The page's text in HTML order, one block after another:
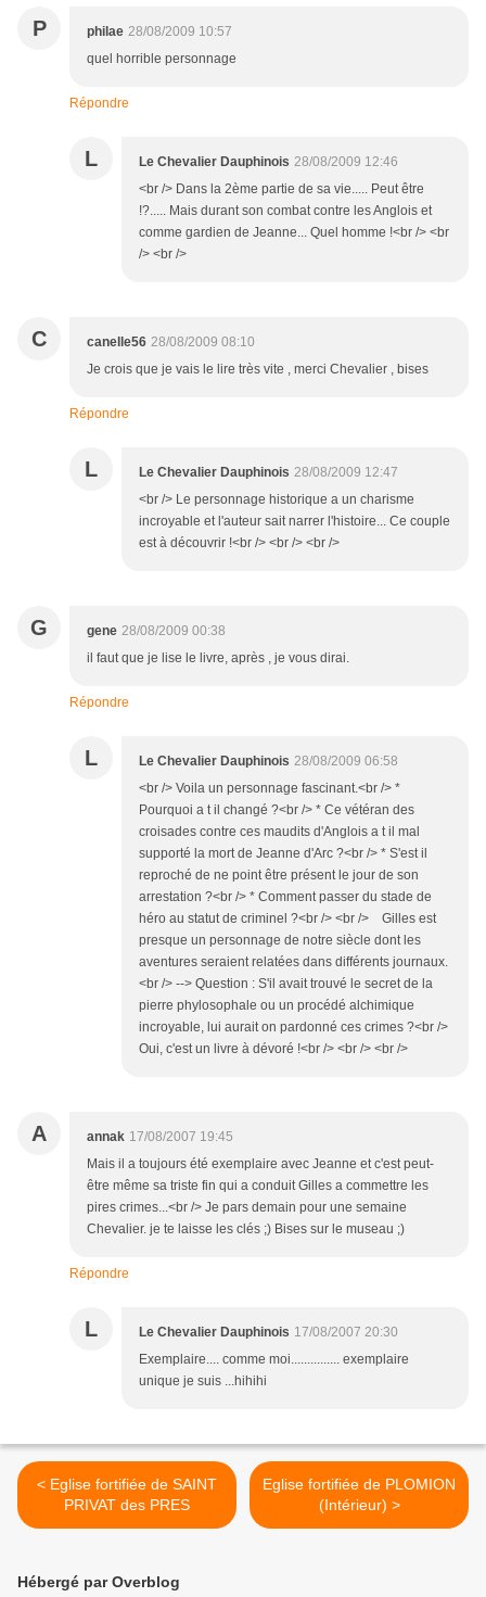
P philae 28/08/2009 10:57
quel horrible personnage
Répondre
L Le Chevalier Dauphinois 28/08/2009 12:46
<br /> Dans la 2ème partie de sa vie..... Peut être
!?..... Mais durant son combat contre les Anglois et
comme gardien de Jeanne... Quel homme !<br /> <br
/> <br />
C canelle56 28/08/2009 08:10
Je crois que je vais le lire très vite , merci Chevalier , bises
Répondre
L Le Chevalier Dauphinois 28/08/2009 12:47
<br /> Le personnage historique a un charisme
incroyable et l'auteur sait narrer l'histoire... Ce couple
est à découvrir !<br /> <br /> <br />
G gene 28/08/2009 00:38
il faut que je lise le livre, après , je vous dirai.
Répondre
L Le Chevalier Dauphinois 28/08/2009 06:58
<br /> Voila un personnage fascinant.<br /> *
Pourquoi a t il changé ?<br /> * Ce vétéran des
croisades contre ces maudits d'Anglois a t il mal
supporté la mort de Jeanne d'Arc ?<br /> * S'est il
reproché de ne point être présent le jour de son
arrestation ?<br /> * Comment passer du stade de
héro au statut de criminel ?<br /> <br /> Gilles est
presque un personnage de notre siècle dont les
aventures seraient relatées dans différents journaux.
<br /> --> Question : S'il avait trouvé le secret de la
pierre phylosophale ou un procédé alchimique
incroyable, lui aurait on pardonné ces crimes ?<br />
Oui, c'est un livre à dévoré !<br /> <br /> <br />
A annak 17/08/2007 19:45
Mais il a toujours été exemplaire avec Jeanne et c'est peut-
être même sa triste fin qui a conduit Gilles a commettre les
pires crimes...<br /> Je pars demain pour une semaine
Chevalier. je te laisse les clés ;) Bises sur le museau ;)
Répondre
L Le Chevalier Dauphinois 17/08/2007 20:30
Exemplaire.... comme moi............... exemplaire
unique je suis ...hihihi
< Eglise fortifiée de SAINT
PRIVAT des PRES
Eglise fortifiée de PLOMION
(Intérieur) >
Hébergé par Overblog